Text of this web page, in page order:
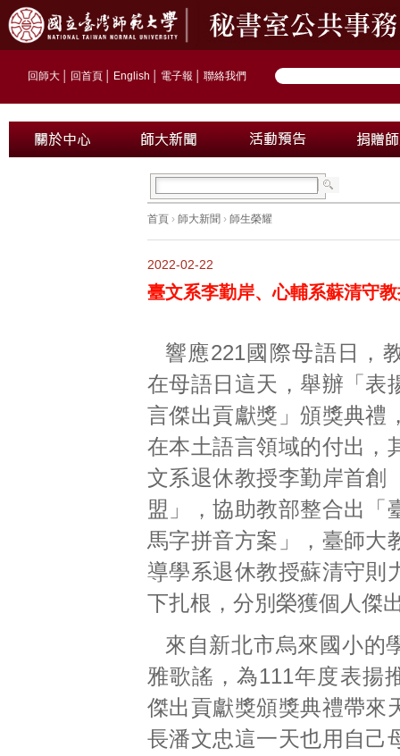
回師大 回首頁 English 電子報 聯絡我們
首頁 › 師大新聞 › 師生榮耀
2022-02-22
臺文系李勤岸、心輔系蘇清守
響應221國際母語日，
在母語日這天，舉辦「表
言傑出貢獻獎」頒獎典禮
在本土語言領域的付出，
文系退休教授李勤岸首創
盟」，協助教部整合出「
馬字拼音方案」，臺師大
導學系退休教授蘇清守則
下扎根，分別榮獲個人傑
來自新北市烏來國小的
雅歌謠，為111年度表揚
傑出貢獻獎頒獎典禮帶來
長潘文忠這一天也用自己